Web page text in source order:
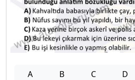
A B C D